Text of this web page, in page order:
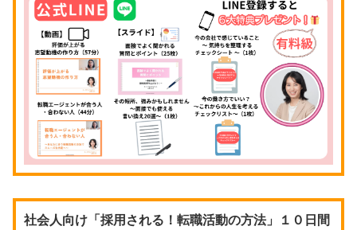
社会人向け「採用される！転職活動の方法」１０日間